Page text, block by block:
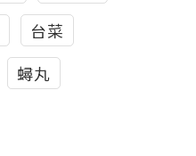
台菜
蟳丸